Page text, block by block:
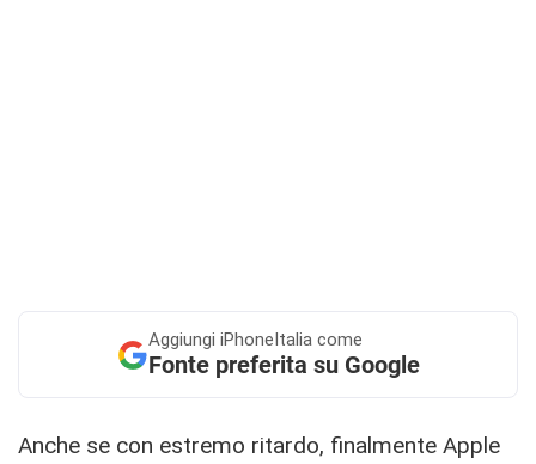
Aggiungi iPhoneItalia come
Fonte preferita su Google
Anche se con estremo ritardo, finalmente Apple